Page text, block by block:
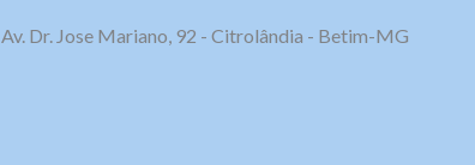
Av. Dr. Jose Mariano, 92 - Citrolândia - Betim-MG